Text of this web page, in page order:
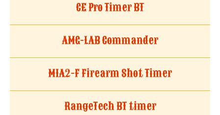
CE Pro Timer BT
AMG-LAB Commander
M1A2-F Firearm Shot Timer
RangeTech BT timer